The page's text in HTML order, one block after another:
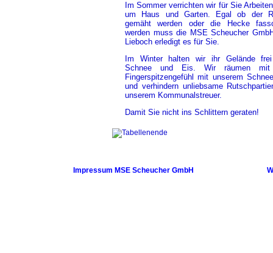
Im Sommer verrichten wir für Sie
um Haus und Garten. Egal ob der
gemäht werden oder die Hecke
werden muss die MSE Scheucher
Lieboch erledigt es für Sie.
Im Winter halten wir ihr Gelände
Schnee und Eis. Wir räumen
Fingerspitzengefühl mit unserem
und verhindern unliebsame
unserem Kommunalstreuer.
Damit Sie nicht ins Schlittern geraten!
Impressum MSE Scheucher GmbH